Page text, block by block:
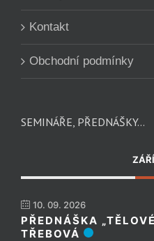
Kontakt
Obchodní podmínky
SEMINÁŘE, PŘEDNÁŠKY…
10. 09. 2026
PŘEDNÁŠKA
TŘEBOVÁ